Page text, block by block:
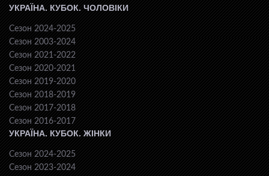
УКРАЇНА. КУБОК. ЧОЛОВІКИ
Сезон 2024-2025
Сезон 2003-2024
Сезон 2021-2022
Сезон 2020-2021
Сезон 2019-2020
Сезон 2018-2019
Сезон 2017-2018
Сезон 2016-2017
УКРАЇНА. КУБОК. ЖІНКИ
Сезон 2024-2025
Сезон 2023-2024